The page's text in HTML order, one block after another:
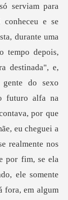
ele somente
fora, em algum